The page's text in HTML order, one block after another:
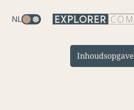
NL
Inhoudsopgave